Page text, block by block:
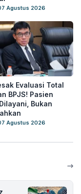
Agustus 2026
Evaluasi Total
BPJS! Pasien
Bukan
Agustus 2026